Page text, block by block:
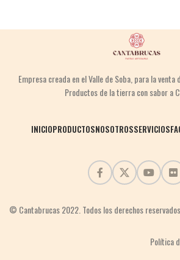
Empresa creada en el Valle de Soba, para la venta
Productos de la tierracon sabor a
INICIOPRODUCTOSNOSOTROSSERVICIOS
© Cantabrucas 2022. Todos los derechos reservados.
Política